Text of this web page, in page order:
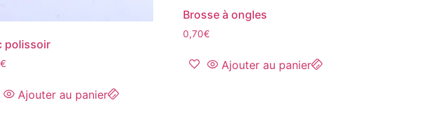
polissoir
€
Ajouter au panier
Brosse à ongles
0,70€
Ajouter au panier